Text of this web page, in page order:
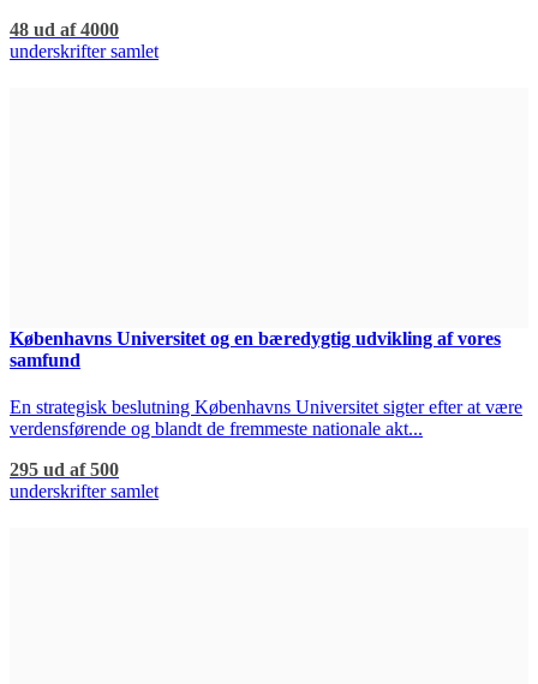
48 ud af 4000
underskrifter samlet
Københavns Universitet og en bæredygtig udvikling af vores
samfund
En strategisk beslutning Københavns Universitet sigter efter at være
verdensførende og blandt de fremmeste nationale akt...
295 ud af 500
underskrifter samlet